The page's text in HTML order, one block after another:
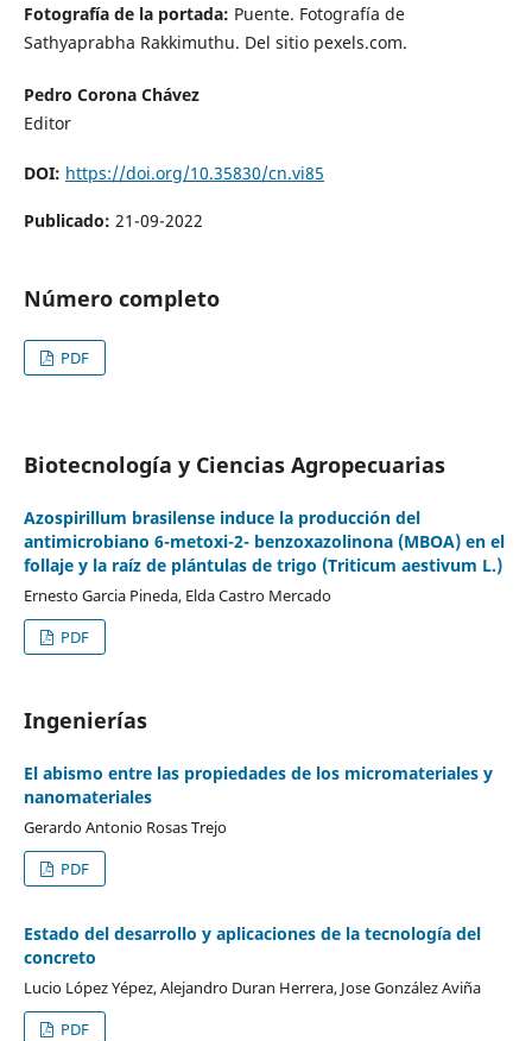
Fotografía de la portada: Puente. Fotografía de
Sathyaprabha Rakkimuthu. Del sitio pexels.com.
Pedro Corona Chávez
Editor
DOI: https://doi.org/10.35830/cn.vi85
Publicado: 21-09-2022
Número completo
PDF
Biotecnología y Ciencias Agropecuarias
Azospirillum brasilense induce la producción del
antimicrobiano 6-metoxi-2- benzoxazolinona (MBOA) en el
follaje y la raíz de plántulas de trigo (Triticum aestivum L.)
Ernesto Garcia Pineda, Elda Castro Mercado
PDF
Ingenierías
El abismo entre las propiedades de los micromateriales y
nanomateriales
Gerardo Antonio Rosas Trejo
PDF
Estado del desarrollo y aplicaciones de la tecnología del
concreto
Lucio López Yépez, Alejandro Duran Herrera, Jose González Aviña
PDF